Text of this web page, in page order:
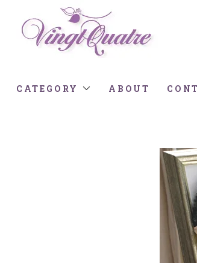
CATEGORY ABOUT